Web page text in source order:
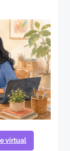
virtual